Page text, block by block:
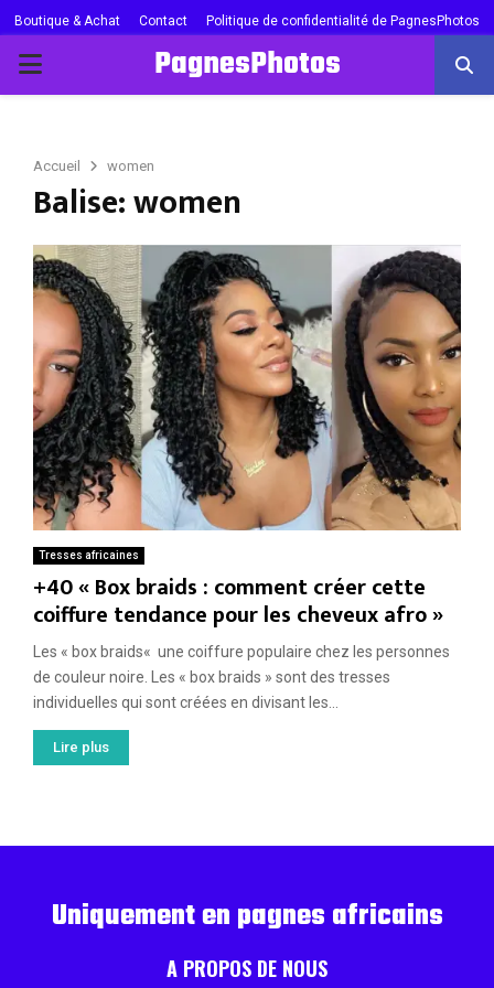
Boutique & Achat Contact Politique de confidentialité de PagnesPhotos
PRIMARY
PagnesPhotos
Accueil women
Balise: women
Tresses africaines
+40 « Box braids : comment créer cette
coiffure tendance pour les cheveux afro »
Les « box braids« une coiffure populaire chez les personnes
de couleur noire. Les « box braids » sont des tresses
individuelles qui sont créées en divisant les...
Lire plus
Uniquement en pagnes africains
A PROPOS DE NOUS